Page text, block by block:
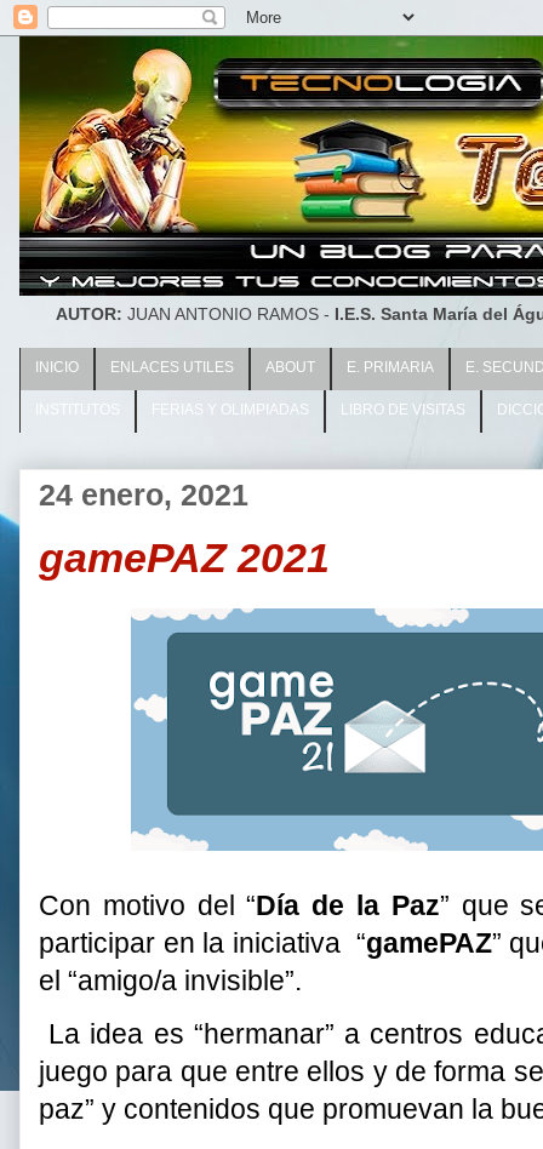
AUTOR: JUAN ANTONIO RAMOS - I.E.S. Santa María del
INICIO ENLACES UTILES ABOUT E. PRIMARIA E.
INSTITUTOS FERIAS Y OLIMPIADAS LIBRO DE VISITAS
24 enero, 2021
gamePAZ 2021
Con motivo del “Día de la Paz” que
participar en la iniciativa “gamePAZ”
el “amigo/a invisible”.
La idea es “hermanar” a centros
juego para que entre ellos y de forma
paz” y contenidos que promuevan la